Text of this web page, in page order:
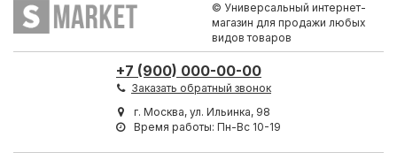
© Универсальный интернет-
магазин для продажи любых
видов товаров
+7 (900) 000-00-00
Заказать обратный звонок
г. Москва, ул. Ильинка, 98
Время работы: Пн-Вс 10-19